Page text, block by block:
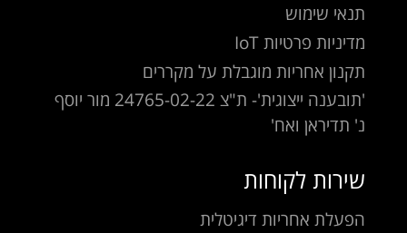
תנאי שימוש
מדיניות פרטיות IoT
תקנון אחריות מוגבלת על מקררים
'תובענה ייצוגית'- ת"צ 24765-02-22 מור יוסף
נ' תדיראן ואח'
שירות לקוחות
הפעלת אחריות דיגיטלית